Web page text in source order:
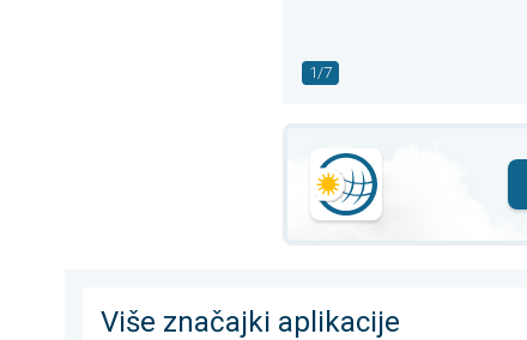
1/7
Više značajki aplikacije